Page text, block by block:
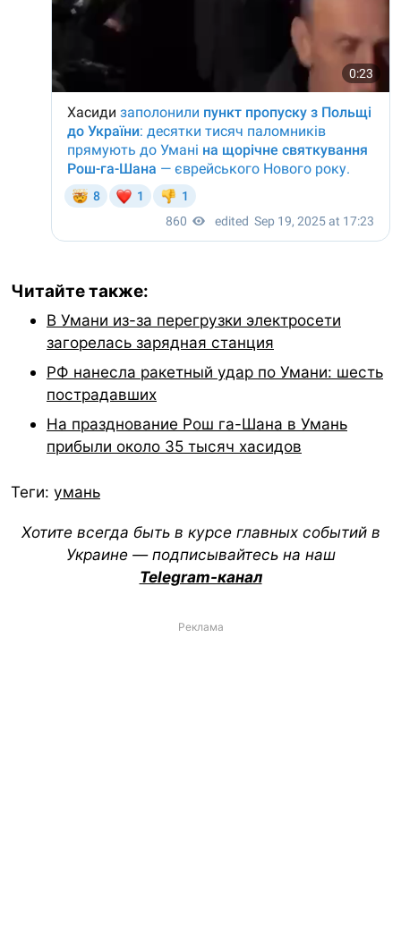
Читайте также:
В Умани из-за перегрузки электросети
загорелась зарядная станция
РФ нанесла ракетный удар по Умани: шесть
пострадавших
На празднование Рош га-Шана в Умань
прибыли около 35 тысяч хасидов
Теги: умань
Хотите всегда быть в курсе главных событий в
Украине — подписывайтесь на наш
Telegram-канал
Реклама